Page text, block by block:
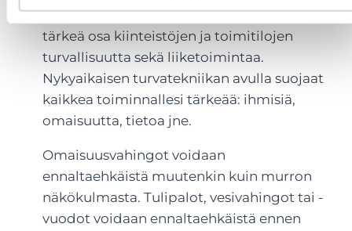
Erilaiset turvatekniikan järjestelmät ovat
tärkeä osa kiinteistöjen ja toimitilojen
turvallisuutta sekä liiketoimintaa.
Nykyaikaisen turvatekniikan avulla suojaat
kaikkea toiminnallesi tärkeää: ihmisiä,
omaisuutta, tietoa jne.
Omaisuusvahingot voidaan
ennaltaehkäistä muutenkin kuin murron
näkökulmasta. Tulipalot, vesivahingot tai -
vuodot voidaan ennaltaehkäistä ennen